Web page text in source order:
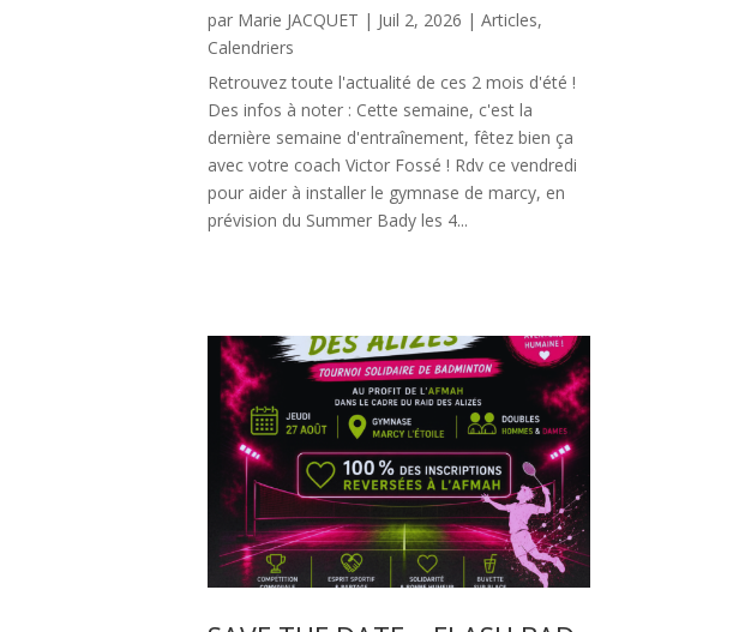
par Marie JACQUET | Juil 2, 2026 | Articles,
Calendriers
Retrouvez toute l'actualité de ces 2 mois d'été !
Des infos à noter : Cette semaine, c'est la
dernière semaine d'entraînement, fêtez bien ça
avec votre coach Victor Fossé ! Rdv ce vendredi
pour aider à installer le gymnase de marcy, en
prévision du Summer Bady les 4...